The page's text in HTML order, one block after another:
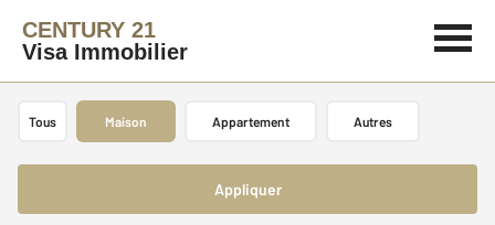
CENTURY 21
Visa Immobilier
Tous Maison Appartement Autres
Appliquer